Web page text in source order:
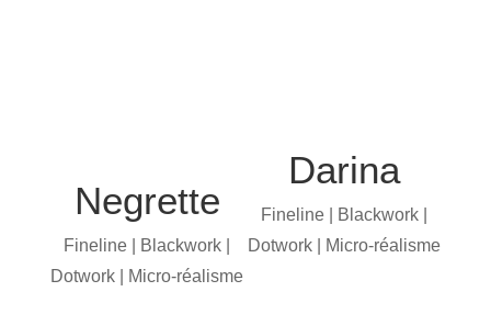
Negrette
Fineline | Blackwork |
Dotwork | Micro-réalisme
Darina
Fineline | Blackwork |
Dotwork | Micro-réalisme